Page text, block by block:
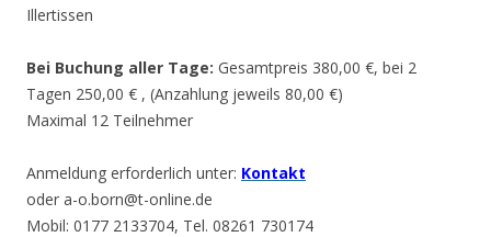
Illertissen
Bei Buchung aller Tage: Gesamtpreis 380,00 €, bei 2
Tagen 250,00 € , (Anzahlung jeweils 80,00 €)
Maximal 12 Teilnehmer
Anmeldung erforderlich unter: Kontakt
oder a-o.born@t-online.de
Mobil: 0177 2133704, Tel. 08261 730174